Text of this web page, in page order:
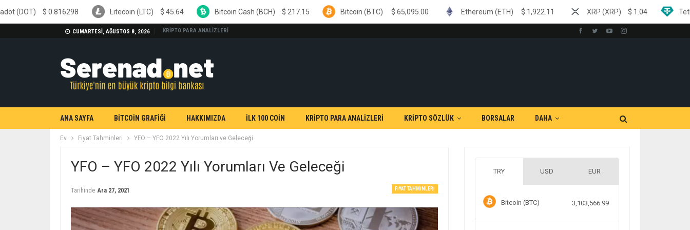
CUMARTESI, AĞUSTOS 8, 2026 KRİPTO PARA ANALİZLERİ
ANA SAYFA BİTCOİN GRAFİĞİ HAKKIMIZDA İLK 100 COİN KRİPTO PARA ANALİZLERİ KRİPTO SÖZLÜK BORSALAR DAHA
Ev Fiyat Tahminleri YFO – YFO 2022 Yılı Yorumları ve Geleceği
YFO – YFO 2022 Yılı Yorumları Ve Geleceği
FIYAT TAHMINLERI
Tarihinde Ara 27, 2021
TRY USD EUR
Bitcoin (BTC) 3,103,566.99
Litecoin (LTC) $ 45.64 Bitcoin Cash (BCH) $217.15 Bitcoin (BTC) $ 65,095.00 Ethereum (ETH) $1,922.11 XRP (XRP) $1.04 Tether (USDT) $